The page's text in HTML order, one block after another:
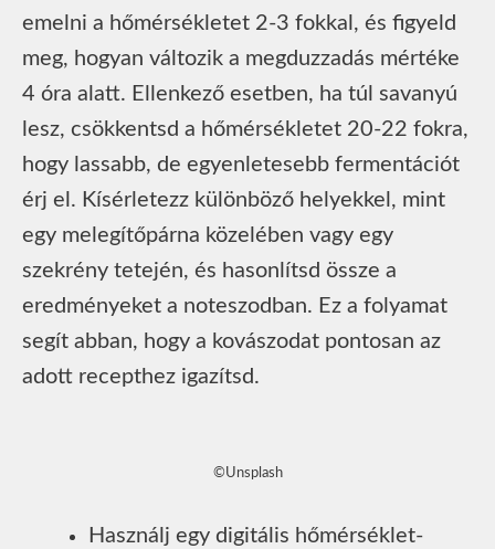
emelni a hőmérsékletet 2-3 fokkal, és figyeld
meg, hogyan változik a megduzzadás mértéke
4 óra alatt. Ellenkező esetben, ha túl savanyú
lesz, csökkentsd a hőmérsékletet 20-22 fokra,
hogy lassabb, de egyenletesebb fermentációt
érj el. Kísérletezz különböző helyekkel, mint
egy melegítőpárna közelében vagy egy
szekrény tetején, és hasonlítsd össze a
eredményeket a noteszodban. Ez a folyamat
segít abban, hogy a kovászodat pontosan az
adott recepthez igazítsd.
©Unsplash
Használj egy digitális hőmérséklet-